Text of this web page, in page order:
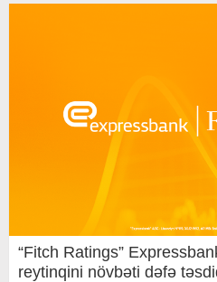
“Fitch Ratings”
reytinqini növbəti dəfə